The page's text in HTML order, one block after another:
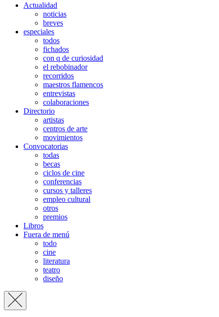
Actualidad
noticias
breves
especiales
todos
fichados
con q de curiosidad
el rebobinador
recorridos
maestros flamencos
entrevistas
colaboraciones
Directorio
artistas
centros de arte
movimientos
Convocatorias
todas
becas
ciclos de cine
conferencias
cursos y talleres
empleo cultural
otros
premios
Libros
Fuera de menú
todo
cine
literatura
teatro
diseño